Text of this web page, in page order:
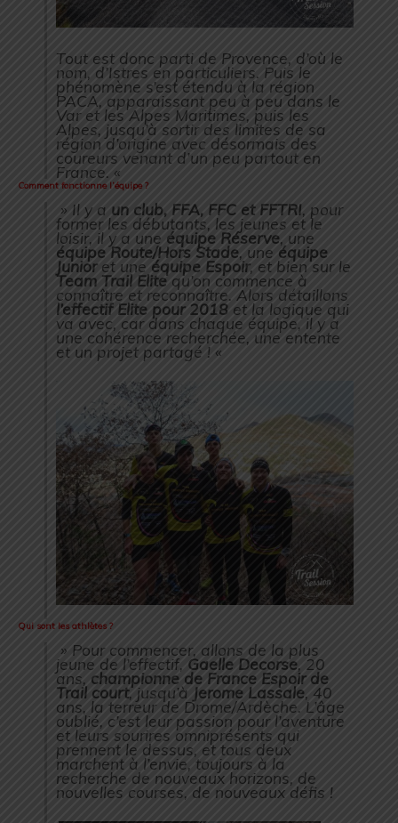
Tout est donc parti de Provence, d’où le
nom, d’Istres en particuliers. Puis le
phénomène s’est étendu à la région
PACA, apparaissant peu à peu dans le
Var et les Alpes Maritimes, puis les
Alpes, jusqu’à sortir des limites de sa
région d’origine avec désormais des
coureurs venant d’un peu partout en
France. «
Comment fonctionne l’équipe ?
» Il y a un club, FFA, FFC et FFTRI, pour
former les débutants, les jeunes et le
loisir, il y a une équipe Réserve, une
équipe Route/Hors Stade, une équipe
Junioret une équipe Espoir, et bien sur le
Team Trail Elitequ’on commence à
connaître et reconnaître. Alors détaillons
l’effectif Elite pour 2018 et la logique qui
va avec, car dans chaque équipe, il y a
une cohérence recherchée, une entente
et un projet partagé ! «
Qui sont les athlètes ?
» Pour commencer, allons de la plus
jeune de l’effectif, Gaelle Decorse, 20
ans, championne de France Espoir de
Trail court, jusqu’à Jerome Lassale, 40
ans, la terreur de Drome/Ardèche. L’âge
oublié, c’est leur passion pour l’aventure
et leurs sourires omniprésents qui
prennent le dessus, et tous deux
marchent à l’envie, toujours à la
recherche de nouveaux horizons, de
nouvelles courses, de nouveaux défis !